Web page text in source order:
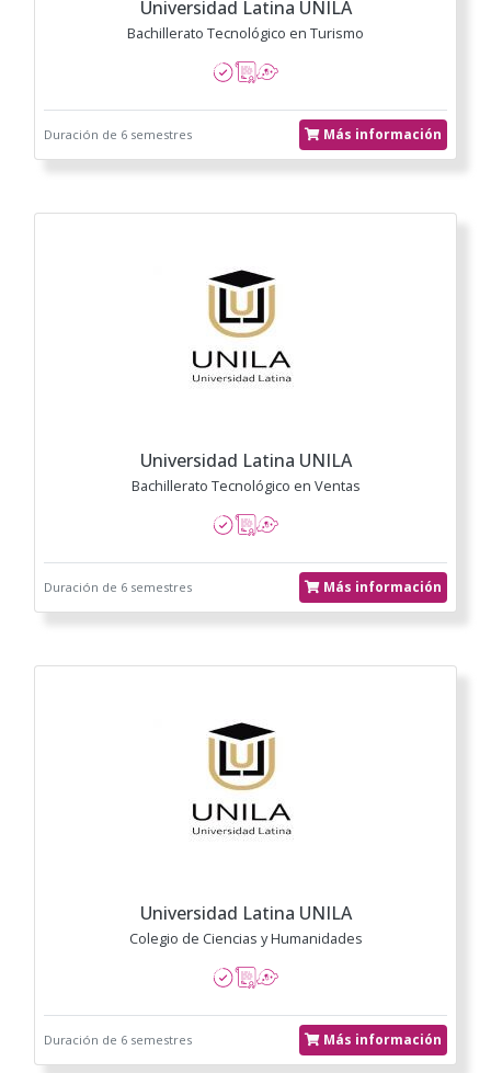
Universidad Latina UNILA
Bachillerato Tecnológico en Turismo
Duración de 6 semestres Más información
Universidad Latina UNILA
Bachillerato Tecnológico en Ventas
Duración de 6 semestres Más información
Universidad Latina UNILA
Colegio de Ciencias y Humanidades
Duración de 6 semestres Más información